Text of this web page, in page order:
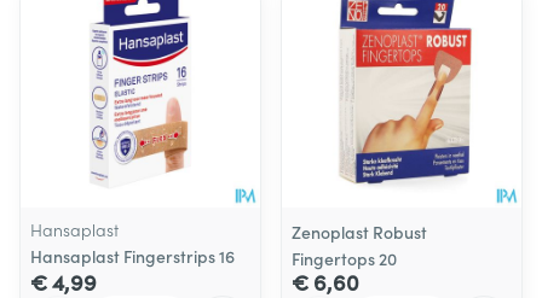
Hansaplast
Hansaplast Fingerstrips 16
€ 4,99
Zenoplast Robust
Fingertops 20
€ 6,60